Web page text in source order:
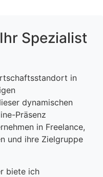
Spezialist
in
dynamischen
Präsenz
in Freelance,
und ihre Zielgruppe
biete ich